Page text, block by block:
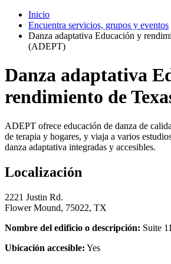
Inicio
Encuentra servicios, grupos y eventos
Danza adaptativa Educación y
(ADEPT)
Danza adaptativa
rendimiento de
ADEPT ofrece educación de danza de
de terapia y hogares, y viaja a varios
danza adaptativa integradas y accesibles.
Localización
2221 Justin Rd.
Flower Mound, 75022, TX
Nombre del edificio o descripción: Suite
Ubicación accesible: Yes